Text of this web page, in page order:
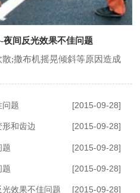
夜间反光效果不佳问题
;撒布机摇晃倾斜等原因造成
[2015-09-28]
问题
[2015-09-28]
和齿边
[2015-09-28]
题
[2015-09-28]
题
[2015-09-28]
效果不佳问题